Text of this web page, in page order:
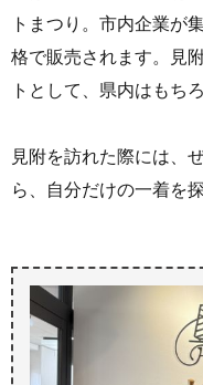
トまつり。市内企業が
格で販売されます。見
トとして、県内はもち
見附を訪れた際には、
ら、自分だけの一着を